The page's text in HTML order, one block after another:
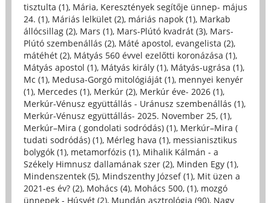
tisztulta (1), Mária, Keresztények segítője ünnep- május
24. (1), Máriás lelkület (2), máriás napok (1), Markab
állócsillag (2), Mars (1), Mars-Plútó kvadrát (3), Mars-
Plútó szembenállás (2), Máté apostol, evangelista (2),
mátéhét (2), Mátyás 560 évvel ezelőtti koronázása (1),
Mátyás apostol (1), Mátyás király (1), Mátyás-ugrása (1),
Mc (1), Medusa-Gorgó mitológiáját (1), mennyei kenyér
(1), Mercedes (1), Merkúr (2), Merkúr éve- 2026 (1),
Merkúr-Vénusz együttállás - Uránusz szembenállás (1),
Merkúr-Vénusz együttállás- 2025. November 25, (1),
Merkúr–Mira ( gondolati sodródás) (1), Merkúr–Mira (
tudati sodródás) (1), Mérleg hava (1), messianisztikus
bolygók (1), metamorfózis (1), Mihalik Kálmán - a
Székely Himnusz dallamának szer (2), Minden Egy (1),
Mindenszentek (5), Mindszenthy József (1), Mit üzen a
2021-es év? (2), Mohács (4), Mohács 500, (1), mozgó
ünnepek - Húsvét (2), Mundán asztrológia (90), Nagy